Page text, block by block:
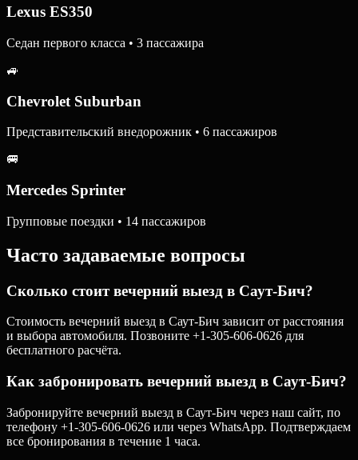
Lexus ES350
Седан первого класса • 3 пассажира
🚙
Chevrolet Suburban
Представительский внедорожник • 6 пассажиров
🚐
Mercedes Sprinter
Групповые поездки • 14 пассажиров
Часто задаваемые вопросы
Сколько стоит вечерний выезд в Саут-Бич?
Стоимость вечерний выезд в Саут-Бич зависит от расстояния
и выбора автомобиля. Позвоните +1-305-606-0626 для
бесплатного расчёта.
Как забронировать вечерний выезд в Саут-Бич?
Забронируйте вечерний выезд в Саут-Бич через наш сайт, по
телефону +1-305-606-0626 или через WhatsApp. Подтверждаем
все бронирования в течение 1 часа.